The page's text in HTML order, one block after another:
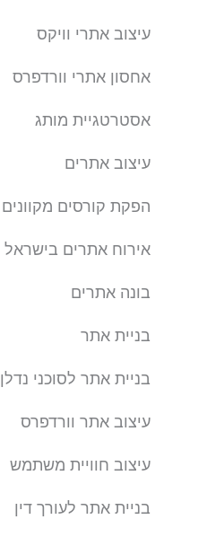
עיצוב אתרי וויקס
אחסון אתרי וורדפרס
אסטרטגיית מותג
עיצוב אתרים
הפקת קורסים מקוונים
אירוח אתרים בישראל
בונה אתרים
בניית אתר
בניית אתר לסוכני נדלן
עיצוב אתר וורדפרס
עיצוב חוויית משתמש
בניית אתר לעורך דין